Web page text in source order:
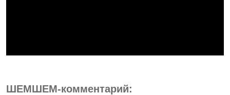
ШЕМШЕМ-комментарий: